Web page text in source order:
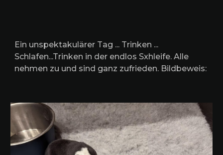
Ein unspektakulärer Tag ... Trinken ...
Schlafen...Trinken in der endlos Sxhleife. Alle
nehmen zu und sind ganz zufrieden. Bildbeweis: